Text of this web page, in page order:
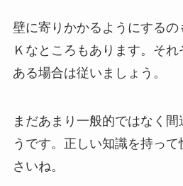
壁に寄りかかるようにするの
Ｋなところもあります。 それ
ある場合は従いましょう。
まだあまり一般的ではなく間
うです。 正しい知識を持っ
さいね。